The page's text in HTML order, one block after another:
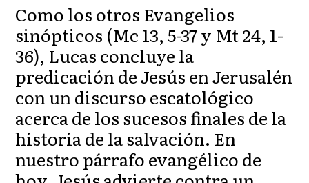
Como los otros Evangelios
sinópticos (Mc 13, 5-37 y Mt 24, 1-
36), Lucas concluye la
predicación de Jesús en Jerusalén
con un discurso escatológico
acerca de los sucesos finales de la
historia de la salvación. En
nuestro párrafo evangélico de